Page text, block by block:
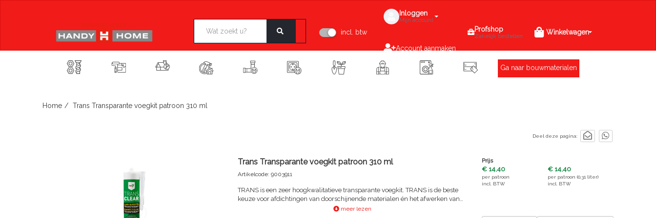
incl. btw
Inloggen
Mijn account
Account aanmaken
Profshop
Zakelijk bestellen Winkelwagen
Ga naar bouwmaterialen
Home Trans Transparante voegkit patroon 310 ml
Deel deze pagina:
Trans Transparante voegkit patroon 310 ml
Artikelcode: 9003911
TRANS is een zeer hoogkwalitatieve transparante voegkit. TRANS is de beste
keuze voor afdichtingen van doorschijnende materialen én het afwerken van
overgangsvoegen tussen verschillend gekleurde materialen. TRANS behoort
meer lezen
Prijs
€ 14,40
per patroon
incl. BTW
€ 14,40
per patroon (0,31 liter)
incl. BTW